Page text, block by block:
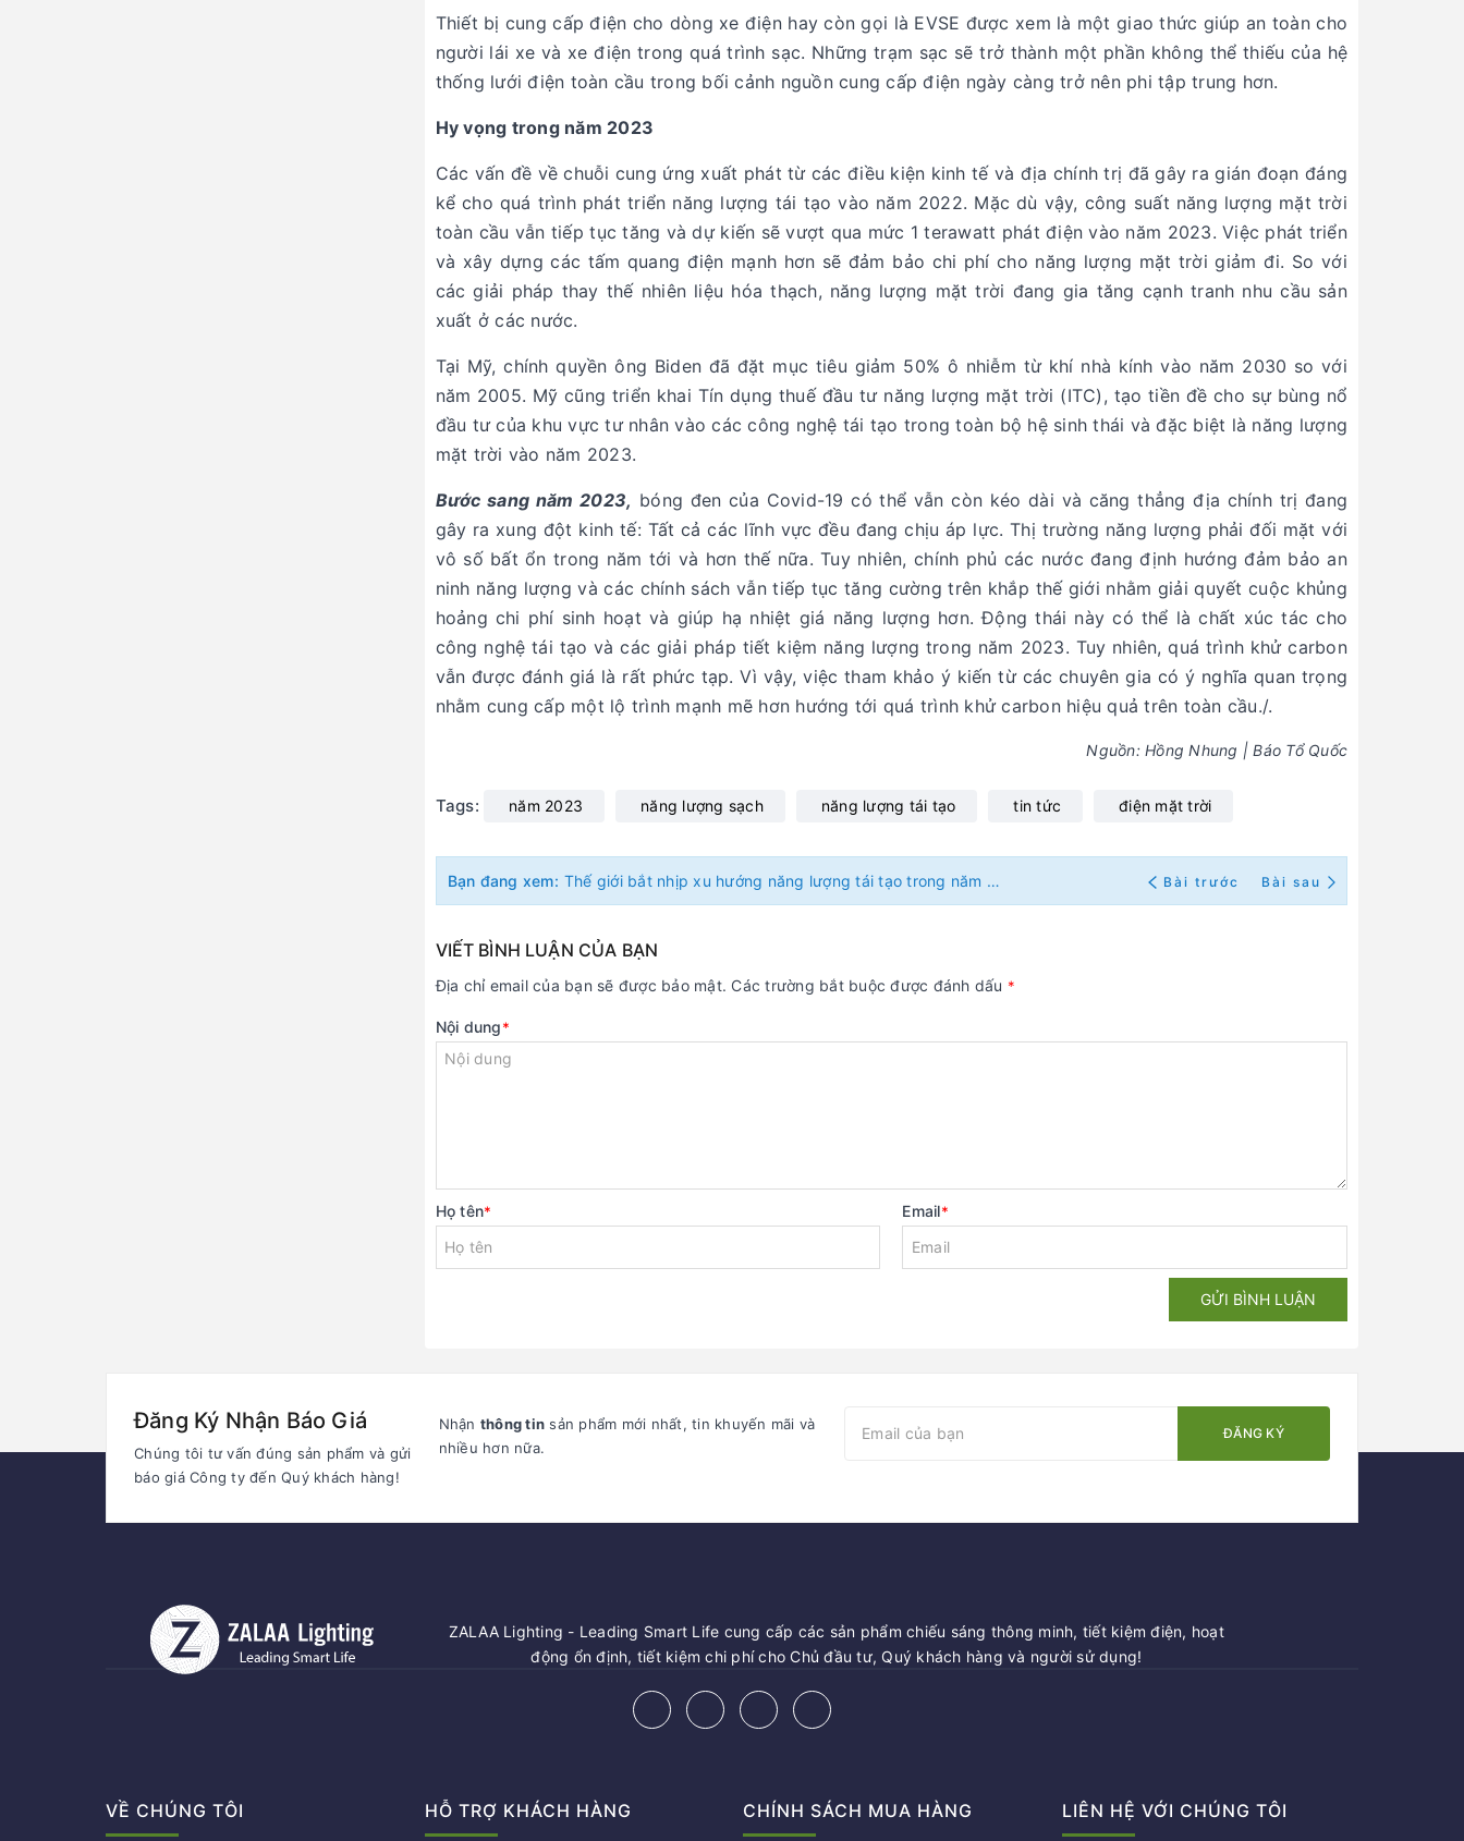
Thiết bị cung cấp điện cho dòng xe điện hay còn gọi là EVSE được xem là một giao thức giúp an toàn cho
người lái xe và xe điện trong quá trình sạc. Những trạm sạc sẽ trở thành một phần không thể thiếu của hệ
thống lưới điện toàn cầu trong bối cảnh nguồn cung cấp điện ngày càng trở nên phi tập trung hơn.
Hy vọng trong năm 2023
Các vấn đề về chuỗi cung ứng xuất phát từ các điều kiện kinh tế và địa chính trị đã gây ra gián đoạn đáng
kể cho quá trình phát triển năng lượng tái tạo vào năm 2022. Mặc dù vậy, công suất năng lượng mặt trời
toàn cầu vẫn tiếp tục tăng và dự kiến sẽ vượt qua mức 1 terawatt phát điện vào năm 2023. Việc phát triển
và xây dựng các tấm quang điện mạnh hơn sẽ đảm bảo chi phí cho năng lượng mặt trời giảm đi. So với
các giải pháp thay thế nhiên liệu hóa thạch, năng lượng mặt trời đang gia tăng cạnh tranh nhu cầu sản
xuất ở các nước.
Tại Mỹ, chính quyền ông Biden đã đặt mục tiêu giảm 50% ô nhiễm từ khí nhà kính vào năm 2030 so với
năm 2005. Mỹ cũng triển khai Tín dụng thuế đầu tư năng lượng mặt trời (ITC), tạo tiền đề cho sự bùng nổ
đầu tư của khu vực tư nhân vào các công nghệ tái tạo trong toàn bộ hệ sinh thái và đặc biệt là năng lượng
mặt trời vào năm 2023.
Bước sang năm 2023, bóng đen của Covid-19 có thể vẫn còn kéo dài và căng thẳng địa chính trị đang
gây ra xung đột kinh tế: Tất cả các lĩnh vực đều đang chịu áp lực. Thị trường năng lượng phải đối mặt với
vô số bất ổn trong năm tới và hơn thế nữa. Tuy nhiên, chính phủ các nước đang định hướng đảm bảo an
ninh năng lượng và các chính sách vẫn tiếp tục tăng cường trên khắp thế giới nhằm giải quyết cuộc khủng
hoảng chi phí sinh hoạt và giúp hạ nhiệt giá năng lượng hơn. Động thái này có thể là chất xúc tác cho
công nghệ tái tạo và các giải pháp tiết kiệm năng lượng trong năm 2023. Tuy nhiên, quá trình khử carbon
vẫn được đánh giá là rất phức tạp. Vì vậy, việc tham khảo ý kiến từ các chuyên gia có ý nghĩa quan trọng
nhằm cung cấp một lộ trình mạnh mẽ hơn hướng tới quá trình khử carbon hiệu quả trên toàn cầu./.
Nguồn: Hồng Nhung | Báo Tổ Quốc
Tags: năm 2023 năng lượng sạch năng lượng tái tạo tin tức điện mặt trời
Bạn đang xem: Thế giới bắt nhịp xu hướng năng lượng tái tạo trong năm 2023 |Theo Báo Tổ Quốc Bài trước Bài sau
VIẾT BÌNH LUẬN CỦA BẠN
Địa chỉ email của bạn sẽ được bảo mật. Các trường bắt buộc được đánh dấu *
Nội dung*
Họ tên* Email*
GỬI BÌNH LUẬN
Đăng Ký Nhận Báo Giá
Chúng tôi tư vấn đúng sản phẩm và gửi
báo giá Công ty đến Quý khách hàng!
Nhận thông tin sản phẩm mới nhất, tin khuyến mãi và
nhiều hơn nữa.
ĐĂNG KÝ
ZALAA Lighting - Leading Smart Life cung cấp các sản phẩm chiếu sáng thông minh, tiết kiệm điện, hoạt
động ổn định, tiết kiệm chi phí cho Chủ đầu tư, Quý khách hàng và người sử dụng!
VỀ CHÚNG TÔI HỖ TRỢ KHÁCH HÀNG CHÍNH SÁCH MUA HÀNG LIÊN HỆ VỚI CHÚNG TÔI